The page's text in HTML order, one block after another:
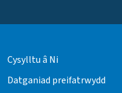
Cysylltu â Ni
Datganiad preifatrwydd